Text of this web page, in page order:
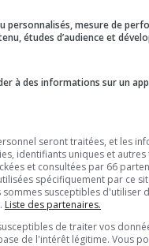
personnalisés, mesure de
études d’audience et
à des informations sur un
seront traitées, et les
identifiants uniques et autres
et consultées par 66
spécifiquement par ce
susceptibles d'utiliser
Liste des partenaires.
de traiter vos
de l'intérêt légitime. Vous